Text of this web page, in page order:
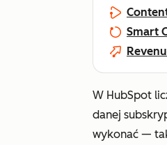
Smart
W HubSpot
danej
wykonać —